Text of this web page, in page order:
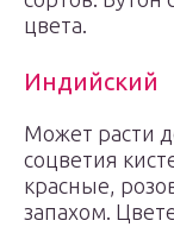
цвета.
Индийский
Может расти
соцветия
красные,
запахом.